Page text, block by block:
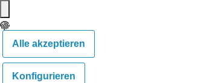
Alle akzeptieren
Konfigurieren